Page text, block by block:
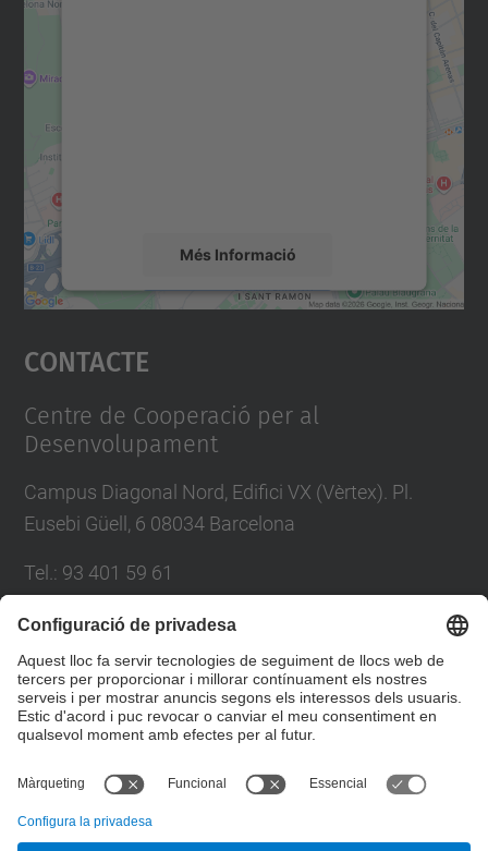
Més Informació
Accepta
powered by
Contacte
Centre de Cooperació per al
Desenvolupament
Campus Diagonal Nord, Edifici VX (Vèrtex). Pl.
Eusebi Güell, 6 08034 Barcelona
Tel. : 93 401 59 61
E-mail:info.ccd@upc.edu
Directori UPC
Formulari de contacte
© UPCCentre de Cooperació per al Desenvolupament de la